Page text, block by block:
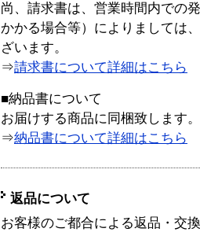
尚、請求書は、営業時間内での
かかる場合等）によりましては
ざいます。
⇒請求書について詳細はこちら
■納品書について
お届けする商品に同梱致します。
⇒納品書について詳細はこちら
返品について
お客様のご都合による返品・交